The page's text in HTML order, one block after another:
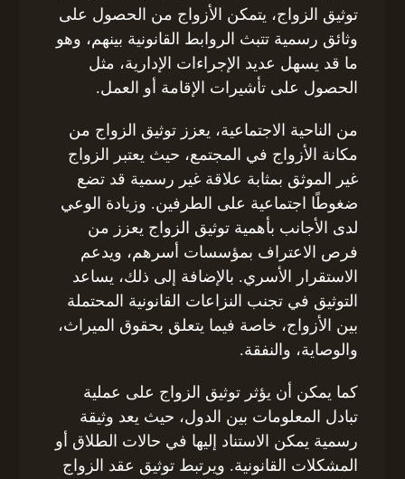
توثيق الزواج، يتمكن الأزواج من الحصول على
وثائق رسمية تتبث الروابط القانونية بينهم، وهو
ما قد يسهل عديد الإجراءات الإدارية، مثل
الحصول على تأشيرات الإقامة أو العمل.
من الناحية الاجتماعية، يعزز توثيق الزواج من
مكانة الأزواج في المجتمع، حيث يعتبر الزواج
غير الموثق بمثابة علاقة غير رسمية قد تضع
ضغوطًا اجتماعية على الطرفين. وزيادة الوعي
لدى الأجانب بأهمية توثيق الزواج يعزز من
فرص الاعتراف بمؤسسات أسرهم، ويدعم
الاستقرار الأسري. بالإضافة إلى ذلك، يساعد
التوثيق في تجنب النزاعات القانونية المحتملة
بين الأزواج، خاصة فيما يتعلق بحقوق الميراث،
والوصاية، والنفقة.
كما يمكن أن يؤثر توثيق الزواج على عملية
تبادل المعلومات بين الدول، حيث يعد وثيقة
رسمية يمكن الاستناد إليها في حالات الطلاق أو
المشكلات القانونية. ويرتبط توثيق عقد الزواج